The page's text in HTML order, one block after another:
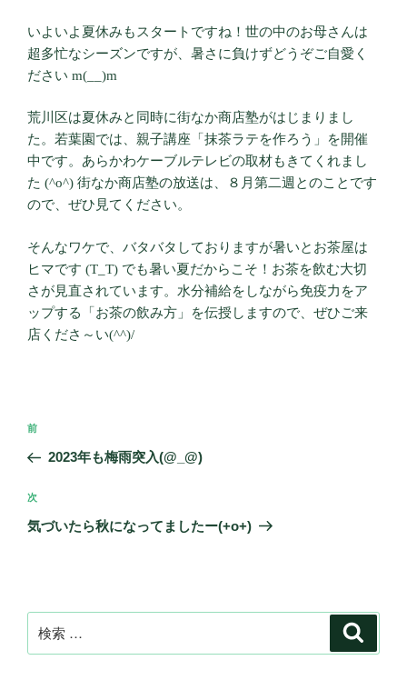
いよいよ夏休みもスタートですね！世の中のお母さんは
超多忙なシーズンですが、暑さに負けずどうぞご自愛く
ださい m(__)m
荒川区は夏休みと同時に街なか商店塾がはじまりまし
た。若葉園では、親子講座「抹茶ラテを作ろう」を開催
中です。あらかわケーブルテレビの取材もきてくれまし
た (^o^) 街なか商店塾の放送は、８月第二週とのことです
ので、ぜひ見てください。
そんなワケで、バタバタしておりますが暑いとお茶屋は
ヒマです (T_T) でも暑い夏だからこそ！お茶を飲む大切
さが見直されています。水分補給をしながら免疫力をア
ップする「お茶の飲み方」を伝授しますので、ぜひご来
店くださ～い(^^)/
投
ビ
ゲ
ン
過
去
投
稿
前
2023年も梅雨突入(@_@)
次
の
次
気づいたら秋になってましたー(+o+)
索: